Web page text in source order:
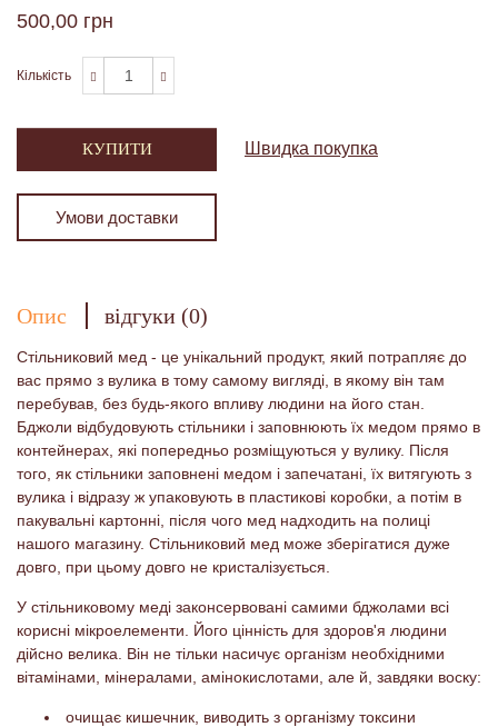
500,00 грн
Кількість
КУПИТИ Швидка покупка
Умови доставки
Опис відгуки (0)
Стільниковий мед - це унікальний продукт, який потрапляє до
вас прямо з вулика в тому самому вигляді, в якому він там
перебував, без будь-якого впливу людини на його стан.
Бджоли відбудовують стільники і заповнюють їх медом прямо в
контейнерах, які попередньо розміщуються у вулику. Після
того, як стільники заповнені медом і запечатані, їх витягують з
вулика і відразу ж упаковують в пластикові коробки, а потім в
пакувальні картонні, після чого мед надходить на полиці
нашого магазину. Стільниковий мед може зберігатися дуже
довго, при цьому довго не кристалізується.
У стільниковому меді законсервовані самими бджолами всі
корисні мікроелементи. Його цінність для здоров'я людини
дійсно велика. Він не тільки насичує організм необхідними
вітамінами, мінералами, амінокислотами, але й, завдяки воску:
очищає кишечник, виводить з організму токсини